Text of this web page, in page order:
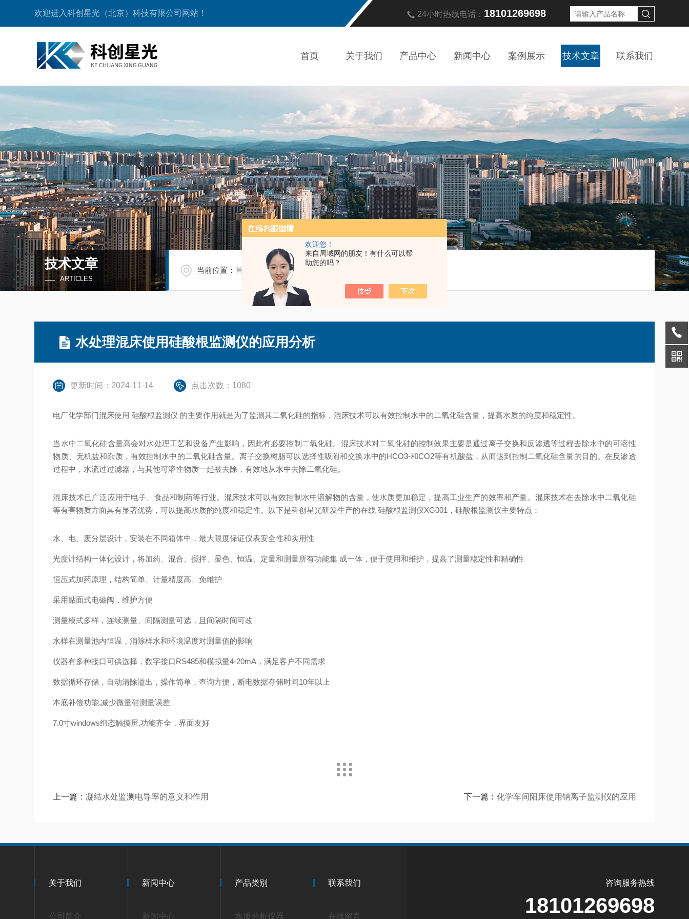
欢迎您！
来自局域网的朋友！有什么可以帮
助您的吗？
欢迎进入科创星光（北京）科技有限公司网站！ 24小时热线电话： 18101269698
首页 关于我们 产品中心 新闻中心 案例展示 技术文章 联系我们
技术文章
ARTICLES
当前位置：首页 技术文章/ 水处理混床使用硅酸根监测仪的应用分析
水处理混床使用硅酸根监测仪的应用分析
更新时间：2024-11-14 点击次数：1080
电厂化学部门混床使用 硅酸根监测仪 的主要作用就是为了监测其二氧化硅的指标，混床技术可以有效控制水中的二氧化硅含量，提高水质的纯度和稳定性。
当水中二氧化硅含量高会对水处理工艺和设备产生影响，因此有必要控制二氧化硅。混床技术对二氧化硅的控制效果主要是通过离子交换和反渗透等过程去除水中的可溶性
物质、无机盐和杂质，有效控制水中的二氧化硅含量。离子交换树脂可以选择性吸附和交换水中的HCO3-和CO2等有机酸盐，从而达到控制二氧化硅含量的目的。在反渗透
过程中，水流过过滤器，与其他可溶性物质一起被去除，有效地从水中去除二氧化硅。
混床技术已广泛应用于电子、食品和制药等行业。混床技术可以有效控制水中溶解物的含量，使水质更加稳定，提高工业生产的效率和产量。混床技术在去除水中二氧化硅
等有害物质方面具有显著优势，可以提高水质的纯度和稳定性。以下是科创星光研发生产的在线 硅酸根监测仪XG001，硅酸根监测仪主要特点：
水、电、废分层设计，安装在不同箱体中，最大限度保证仪表安全性和实用性
光度计结构一体化设计，将加药、混合、搅拌、显色、恒温、定量和测量所有功能集 成一体，便于使用和维护，提高了测量稳定性和精确性
恒压式加药原理，结构简单、计量精度高、免维护
采用贴面式电磁阀，维护方便
测量模式多样，连续测量、间隔测量可选，且间隔时间可改
水样在测量池内恒温，消除样水和环境温度对测量值的影响
仪器有多种接口可供选择，数字接口RS485和模拟量4-20mA，满足客户不同需求
数据循环存储，自动清除溢出，操作简单，查询方便，断电数据存储时间10年以上
本底补偿功能,减少微量硅测量误差
7.0寸windows组态触摸屏,功能齐全，界面友好
上一篇：凝结水处监测电导率的意义和作用 下一篇： 化学车间阳床使用钠离子监测仪的应用
关于我们
公司简介
新闻中心
新闻中心
产品类别
水质分析仪器
联系我们
在线留言
咨询服务热线
18101269698